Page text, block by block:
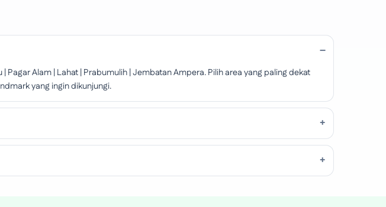
Alam | Lahat | Prabumulih | Jembatan Ampera. Pilih area yang paling dekat
yang ingin dikunjungi.